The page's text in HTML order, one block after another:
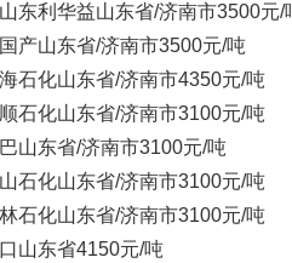
山东利华益山东省/济南市3500元/
国产山东省/济南市3500元/吨
海石化山东省/济南市4350元/吨
石化山东省/济南市3100元/吨
山东省/济南市3100元/吨
石化山东省/济南市3100元/吨
石化山东省/济南市3100元/吨
山东省4150元/吨